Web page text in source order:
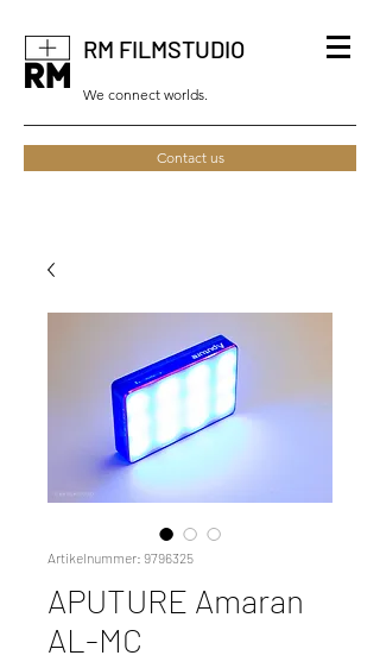
RM FILMSTUDIO
We connect worlds.
Contact us
Artikelnummer: 9796325
APUTURE Amaran
AL-MC